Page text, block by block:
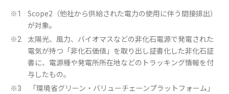
※1
Scope2（他社から供給された電力の使用に伴う間接排出）
が対象。
※2
太陽光、風力、バイオマスなどの非化石電源で発電された
電気が持つ「非化石価値」を取り出し証書化した非化石証
書に、電源種や発電所所在地などのトラッキング情報を付
与したもの。
※3
「環境省グリーン・バリューチェーンプラットフォーム」